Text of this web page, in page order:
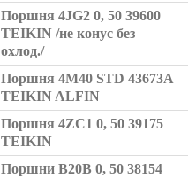
Поршня 4JG2 0, 50 39600
TEIKIN /не конус без
охлод./
Поршня 4M40 STD 43673A
TEIKIN ALFIN
Поршня 4ZC1 0, 50 39175
TEIKIN
Поршни B20B 0, 50 38154